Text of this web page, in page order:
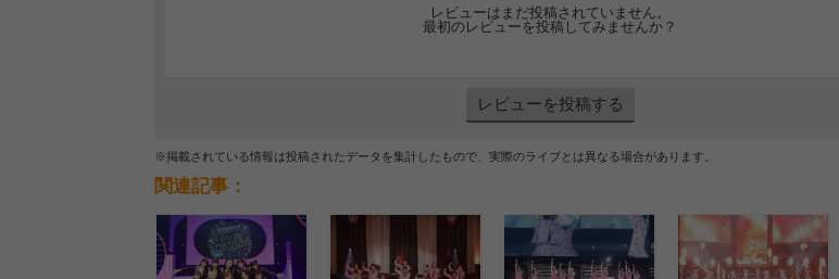
レビューはまだ投稿されていません。
最初のレビューを投稿してみませんか？
レビューを投稿する
※掲載されている情報は投稿されたデータを集計したもので、実際のライブとは異なる場合があります。
関連記事：